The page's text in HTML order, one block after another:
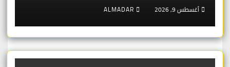
أغسطس 9, 2026 ALMADAR